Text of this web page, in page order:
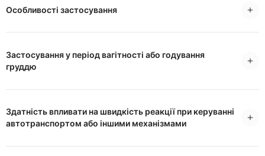
Особливості застосування
Застосування у період вагітності або годування
груддю
Здатність впливати на швидкість реакції при керуванні
автотранспортом або іншими механізмами